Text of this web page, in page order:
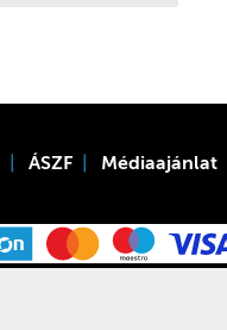
ÁSZF Médiaajánlat